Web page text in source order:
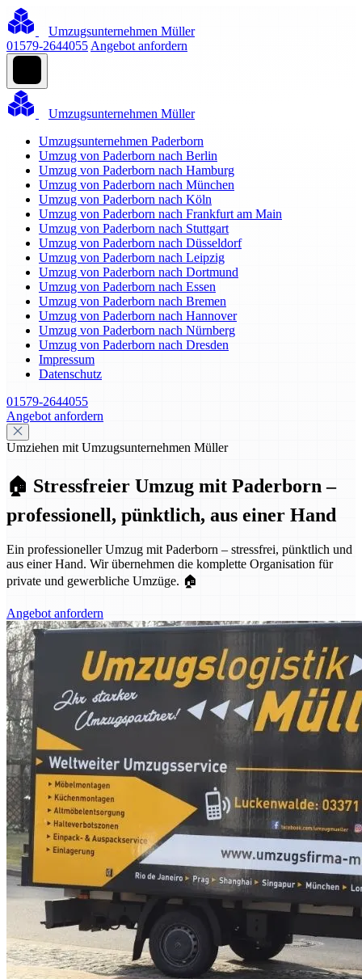
Umzugsunternehmen Müller
01579-2644055 Angebot anfordern
Umzugsunternehmen Müller
Umzugsunternehmen Paderborn
Umzug von Paderborn nach Berlin
Umzug von Paderborn nach Hamburg
Umzug von Paderborn nach München
Umzug von Paderborn nach Köln
Umzug von Paderborn nach Frankfurt am Main
Umzug von Paderborn nach Stuttgart
Umzug von Paderborn nach Düsseldorf
Umzug von Paderborn nach Leipzig
Umzug von Paderborn nach Dortmund
Umzug von Paderborn nach Essen
Umzug von Paderborn nach Bremen
Umzug von Paderborn nach Hannover
Umzug von Paderborn nach Nürnberg
Umzug von Paderborn nach Dresden
Impressum
Datenschutz
01579-2644055
Angebot anfordern
Umziehen mit Umzugsunternehmen Müller
🏠 Stressfreier Umzug mit Paderborn –
professionell, pünktlich, aus einer Hand
Ein professioneller Umzug mit Paderborn – stressfrei, pünktlich und
aus einer Hand. Wir übernehmen die komplette Organisation für
private und gewerbliche Umzüge. 🏠
Angebot anfordern